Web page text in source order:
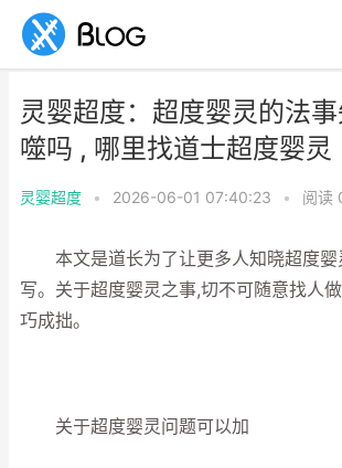
灵婴超度：超度婴灵的法
噬吗 , 哪里找道士超度婴灵
灵婴超度 • 2026-06-01 07:40:23 • 阅读
本文是道长为了让更多人知晓超度婴
写。关于超度婴灵之事,切不可随意找人
巧成拙。
关于超度婴灵问题可以加